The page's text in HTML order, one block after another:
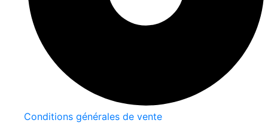
Conditions générales de vente